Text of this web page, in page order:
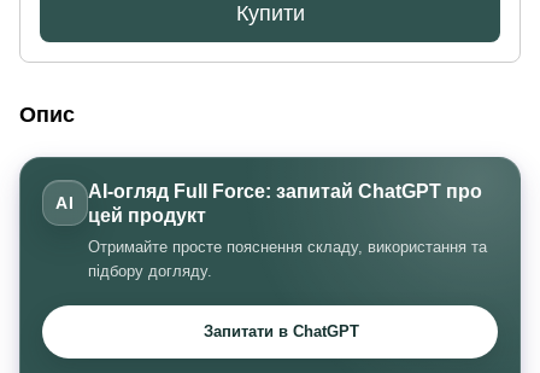
Купити
Опис
AI
AI-огляд Full Force: запитай ChatGPT про
цей продукт
Отримайте просте пояснення складу, використання та
підбору догляду.
Запитати в ChatGPT